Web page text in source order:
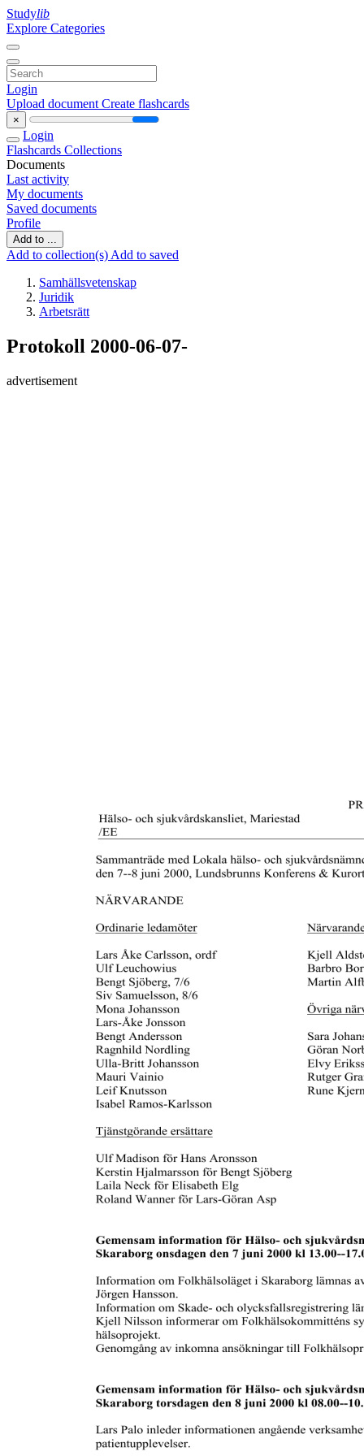
Studylib
Explore Categories
Login
Upload document Create flashcards
×
Login
Flashcards Collections
Documents
Last activity
My documents
Saved documents
Profile
Add to ...
Add to collection(s) Add to saved
Samhällsvetenskap
Juridik
Arbetsrätt
Protokoll 2000-06-07-
advertisement